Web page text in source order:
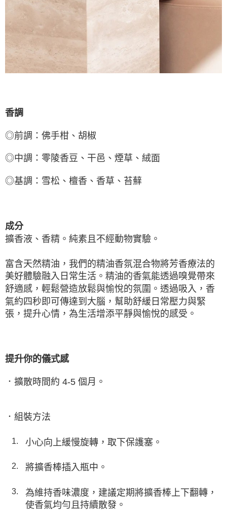
香調
◎前調： 佛手柑、胡椒
◎中調： 零陵香豆、干邑、煙草、絨面
◎基調： 雪松、檀香、香草、苔蘚
成分
擴香液、香精。純素且不經動物實驗。
富含天然精油，我們的精油香氛混合物將芳香療法的
美好體驗融入日常生活。精油的香氣能透過嗅覺帶來
舒適感，輕鬆營造放鬆與愉悅的氛圍。透過吸入，香
氣約四秒即可傳達到大腦，幫助舒緩日常壓力與緊
張，提升心情，為生活增添平靜與愉悅的感受。
提升你的儀式感
． 擴散時間約 4-5 個月。
． 組裝方法
小心向上緩慢旋轉，取下保護塞。
將擴香棒插入瓶中。
為維持香味濃度，建議定期將擴香棒上下翻轉，
使香氣均勻且持續散發。